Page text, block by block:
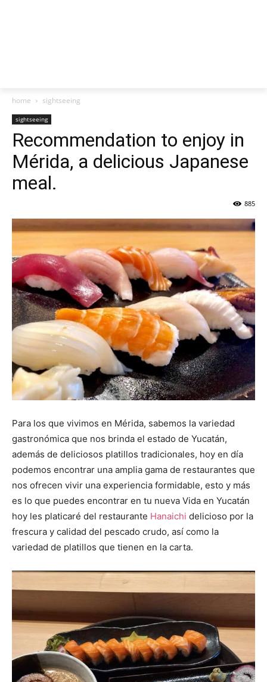
home sightseeing
sightseeing
Recommendation to enjoy in
Mérida, a delicious Japanese
meal.
885
Para los que vivimos en Mérida, sabemos la variedad
gastronómica que nos brinda el estado de Yucatán,
además de deliciosos platillos tradicionales, hoy en día
podemos encontrar una amplia gama de restaurantes que
nos ofrecen vivir una experiencia formidable, esto y más
es lo que puedes encontrar en tu nueva Vida en Yucatán
hoy les platicaré del restaurante Hanaichi delicioso por la
frescura y calidad del pescado crudo, así como la
variedad de platillos que tienen en la carta.